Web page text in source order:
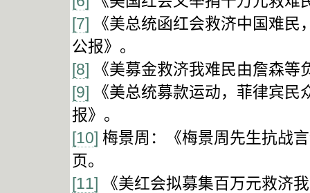
[7] 《美总统函红会救济中国难
公报》。
[8] 《美募金救济我难民由詹森
[9] 《美总统募款运动，菲律宾
报》。
[10] 梅景周：《梅景周先生抗战
页。
[11] 《美红会拟募集百万元救济